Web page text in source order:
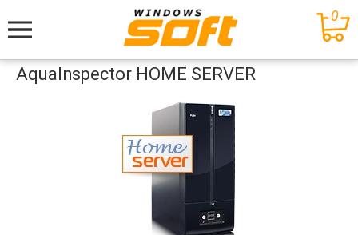
Меню
0
AquaInspector HOME SERVER